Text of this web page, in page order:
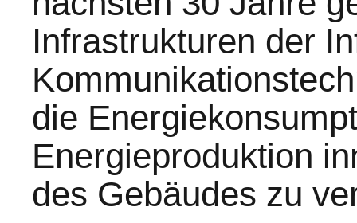
Infrastrukturen der
die
Energieproduktion
des Gebäudes zu